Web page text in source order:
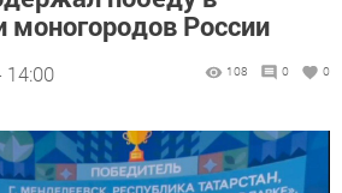
моногородов России
14:00 108 0 0